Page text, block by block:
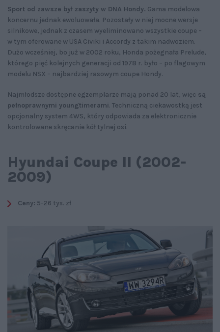
Sport od zawsze był zaszyty w DNA Hondy. Gama modelowa
koncernu jednak ewoluowała. Pozostały w niej mocne wersje
silnikowe, jednak z czasem wyeliminowano wszystkie coupe –
w tym oferowane w USA Civiki i Accordy z takim nadwoziem.
Dużo wcześniej, bo już w 2002 roku, Honda pożegnała Prelude,
którego pięć kolejnych generacji od 1978 r. było – po flagowym
modelu NSX – najbardziej rasowym coupe Hondy.
Najmłodsze dostępne egzemplarze mają ponad 20 lat, więc są
pełnoprawnymi youngtimerami. Techniczną ciekawostką jest
opcjonalny system 4WS, który odpowiada za elektronicznie
kontrolowane skręcanie kół tylnej osi.
Hyundai Coupe II (2002-
2009)
Ceny: 5-26 tys. zł